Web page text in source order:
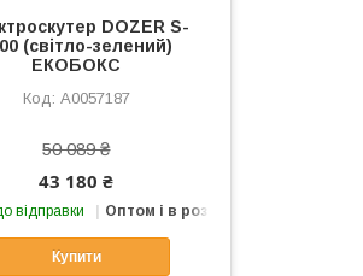
DOZER S-
(світло-зелений)
ЕКОБОКС
А0057187
50 089 ₴
43 180 ₴
відправки Оптом і в роздріб
Купити